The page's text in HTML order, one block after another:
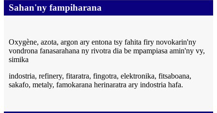
Sahan'ny fampiharana
Oxygène, azota, argon ary entona tsy fahita firy novokarin'ny
vondrona fanasarahana ny rivotra dia be mpampiasa amin'ny vy,
simika
indostria, refinery, fitaratra, fingotra, elektronika, fitsaboana,
sakafo, metaly, famokarana herinaratra ary indostria hafa.